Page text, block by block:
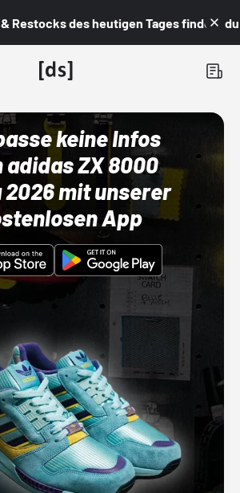
Restocks des heutigen Tages findest du
keine Infos
adidas ZX 8000
2026 mit unserer
App